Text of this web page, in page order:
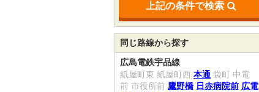
上記の条件で検索
同じ路線から探す
広島電鉄宇品線
紙屋町東 紙屋町西 本通 袋町 中電
前 市役所前 鷹野橋 日赤病院前 広電